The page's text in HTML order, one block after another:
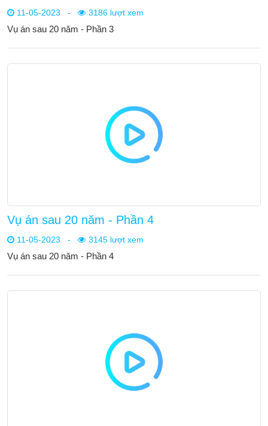
11-05-2023 - 3186 lượt xem
Vụ án sau 20 năm - Phần 3
Vụ án sau 20 năm - Phần 4
11-05-2023 - 3145 lượt xem
Vụ án sau 20 năm - Phần 4